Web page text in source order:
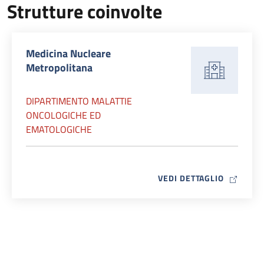
Strutture coinvolte
Medicina Nucleare
Metropolitana
DIPARTIMENTO MALATTIE
ONCOLOGICHE ED
EMATOLOGICHE
VEDI DETTAGLIO MAP ICON